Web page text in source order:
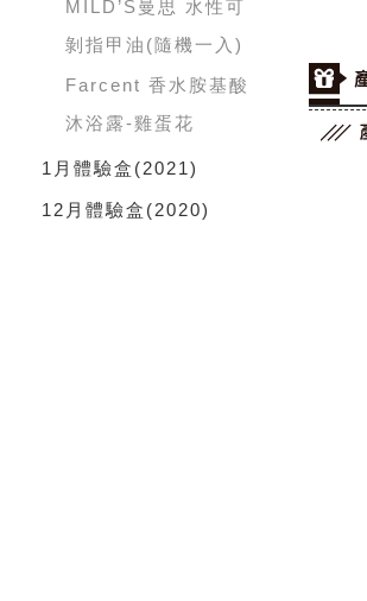
MILD’S曼思 水性可
剝指甲油(隨機一入)
Farcent 香水胺基酸
沐浴露-雞蛋花
1月體驗盒 (2021)
12月體驗盒 (2020)